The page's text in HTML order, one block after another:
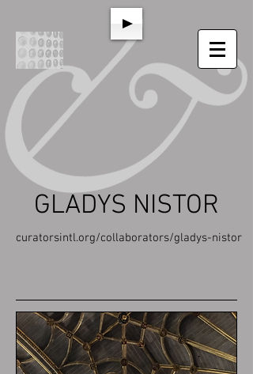
GLADYS NISTOR
curatorsintl.org/collaborators/gladys-nistor